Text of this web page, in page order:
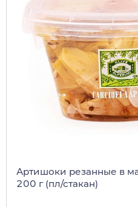
Артишоки резанные в
200 г (пл/стакан)